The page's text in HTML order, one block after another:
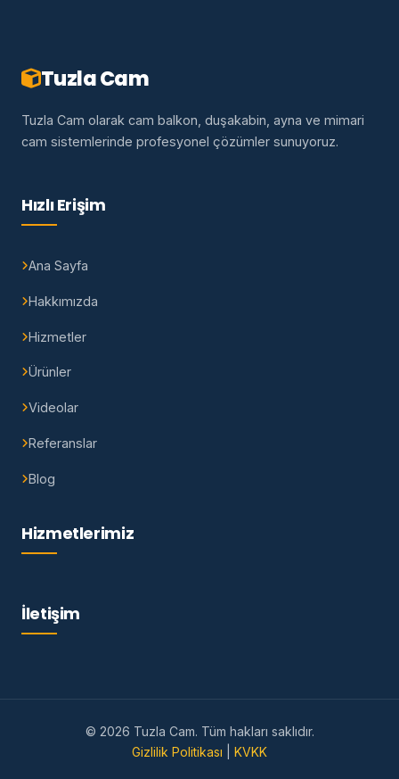
Tuzla Cam
Tuzla Cam olarak cam balkon, duşakabin, ayna ve mimari
cam sistemlerinde profesyonel çözümler sunuyoruz.
Hızlı Erişim
Ana Sayfa
Hakkımızda
Hizmetler
Ürünler
Videolar
Referanslar
Blog
Hizmetlerimiz
İletişim
© 2026 Tuzla Cam. Tüm hakları saklıdır.
Gizlilik Politikası
KVKK